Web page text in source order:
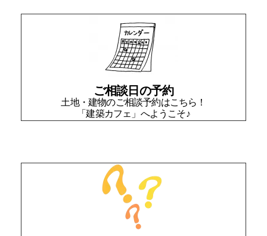
ご相談日の予約
土地・建物のご相談予約はこちら！
「建築カフェ」へようこそ♪